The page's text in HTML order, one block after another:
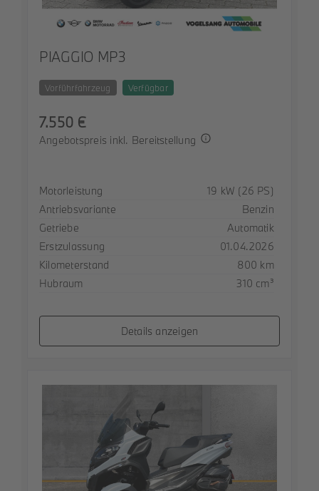
PIAGGIO MP3
Vorführfahrzeug Verfügbar
7.550 €
Angebotspreis inkl. Bereitstellung
SpezifikationWert
Motorleistung
19 kW (26 PS)
Antriebsvariante
Benzin
Getriebe
Automatik
Erstzulassung
01.04.2026
Kilometerstand
800 km
Hubraum
310 cm³
Details anzeigen